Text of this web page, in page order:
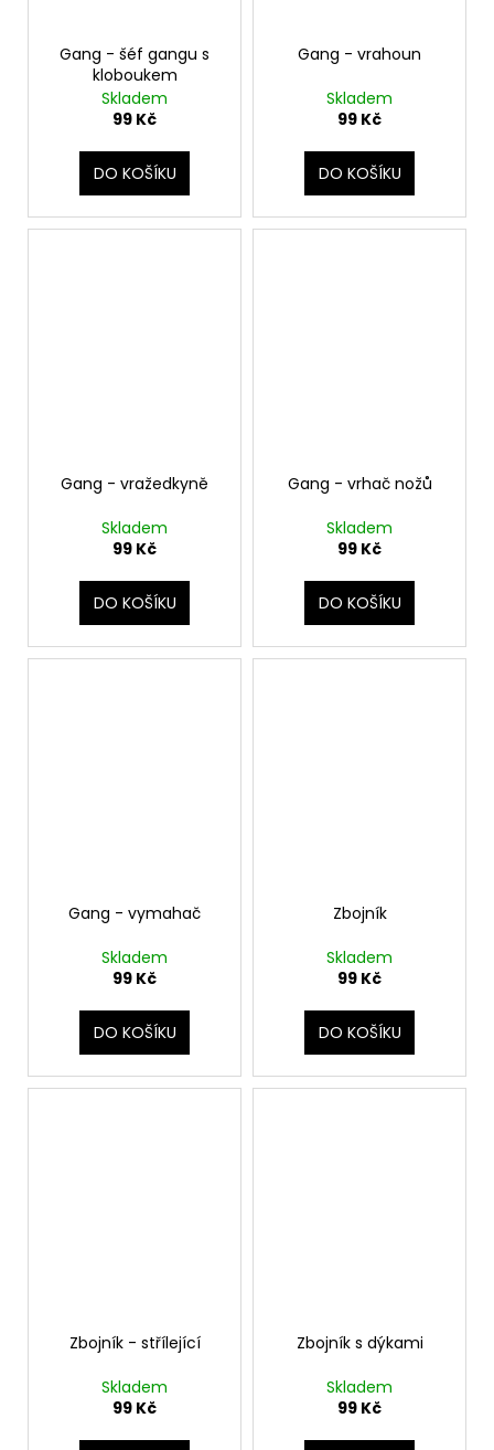
Gang - šéf gangu s
kloboukem
Skladem
99 Kč
DO KOŠÍKU
Gang - vrahoun
Skladem
99 Kč
DO KOŠÍKU
Gang - vražedkyně
Skladem
99 Kč
DO KOŠÍKU
Gang - vrhač nožů
Skladem
99 Kč
DO KOŠÍKU
Gang - vymahač
Skladem
99 Kč
DO KOŠÍKU
Zbojník
Skladem
99 Kč
DO KOŠÍKU
Zbojník - střílející
Skladem
99 Kč
Zbojník s dýkami
Skladem
99 Kč